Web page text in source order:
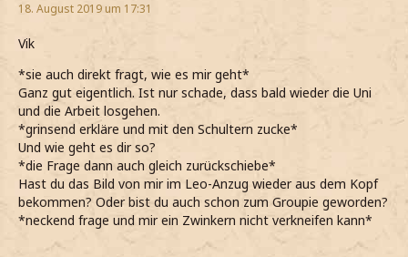
18. August 2019 um 17:31
Vik
*sie auch direkt fragt, wie es mir geht*
Ganz gut eigentlich. Ist nur schade, dass bald wieder die Uni
und die Arbeit losgehen.
*grinsend erkläre und mit den Schultern zucke*
Und wie geht es dir so?
*die Frage dann auch gleich zurückschiebe*
Hast du das Bild von mir im Leo-Anzug wieder aus dem Kopf
bekommen? Oder bist du auch schon zum Groupie geworden?
*neckend frage und mir ein Zwinkern nicht verkneifen kann*